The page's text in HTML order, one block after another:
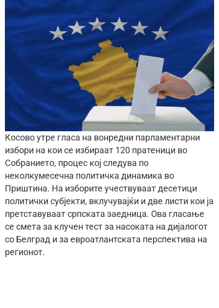
Косово утре гласа на вонредни парламентарни
избори на кои се избираат 120 пратеници во
Собранието, процес кој следува по
неколкумесечна политичка динамика во
Приштина. На изборите учествуваат десетици
политички субјекти, вклучувајќи и две листи кои ја
претставуваат српската заедница. Ова гласање
се смета за клучен тест за насоката на дијалогот
со Белград и за евроатлантската перспектива на
регионот.